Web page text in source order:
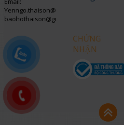
Yenngo.thaison@gmail.com
baohothaison@gmail.com
CHỨNG
NHẬN